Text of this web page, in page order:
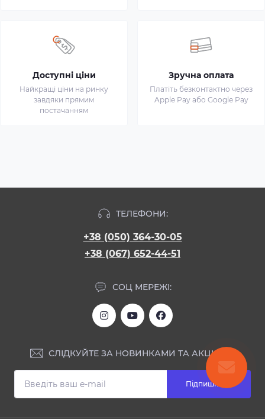
Доступні ціни
Найкращі ціни на ринку
завдяки прямим
постачанням
Зручна оплата
Платіть безконтактно через
Apple Pay або Google Pay
ТЕЛЕФОНИ:
+38 (050) 364-30-05
+38 (067) 652-44-51
СОЦ МЕРЕЖІ:
СЛІДКУЙТЕ ЗА НОВИНКАМИ ТА АКЦІЯМИ:
Підпишіться